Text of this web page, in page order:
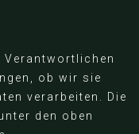
ob wir sie
verarbeiten. Die
den oben